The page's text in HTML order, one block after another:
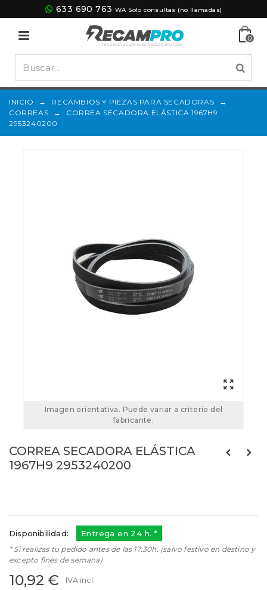
633 690 763 WA Solo consultas (no llamadas)
0
INICIO → RECAMBIOS Y PIEZAS PARA SECADORAS
→
CORREAS
→
CORREA SECADORA ELÁSTICA 1967H9
2953240200
Imagen orientativa. Puede variar a criterio del
fabricante.
CORREA SECADORA ELÁSTICA
1967H9 2953240200
Disponibilidad: Entrega en 24 h. *
* Si realizas tu pedido antes de las 17:30h. (salvo festivo en destino y
excepto fines de semana)
10,92 € IVA incl.